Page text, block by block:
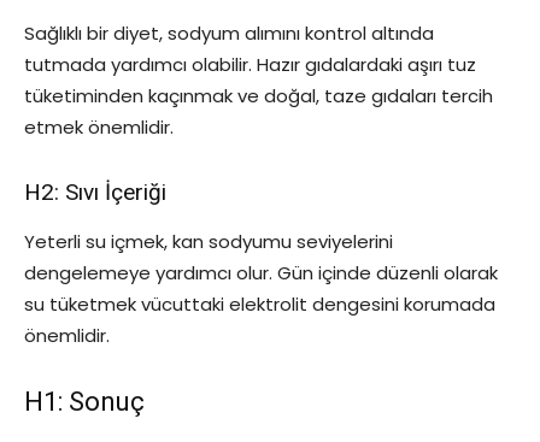
Sağlıklı bir diyet, sodyum alımını kontrol altında
tutmada yardımcı olabilir. Hazır gıdalardaki aşırı tuz
tüketiminden kaçınmak ve doğal, taze gıdaları tercih
etmek önemlidir.
H2: Sıvı İçeriği
Yeterli su içmek, kan sodyumu seviyelerini
dengelemeye yardımcı olur. Gün içinde düzenli olarak
su tüketmek vücuttaki elektrolit dengesini korumada
önemlidir.
H1: Sonuç